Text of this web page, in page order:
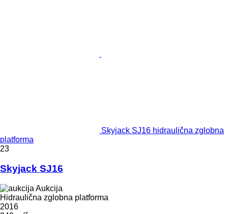
Skyjack SJ16 hidraulična zglobna
platforma
23
Skyjack SJ16
Aukcija
Hidraulična zglobna platforma
2016